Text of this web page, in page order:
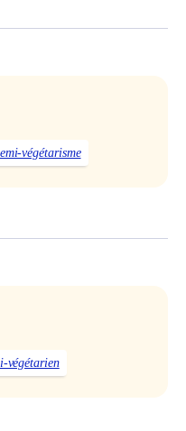
végétarisme
végétarien